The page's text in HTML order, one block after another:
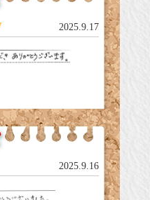
2025.9.17
2025.9.16